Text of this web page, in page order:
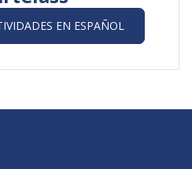
EN ESPAÑOL